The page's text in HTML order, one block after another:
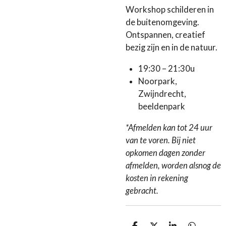
Workshop schilderen in
de buitenomgeving.
Ontspannen, creatief
bezig zijn en in de natuur.
19:30 – 21:30u
Noorpark,
Zwijndrecht,
beeldenpark
*Afmelden kan tot 24 uur
van te voren. Bij niet
opkomen dagen zonder
afmelden, worden alsnog de
kosten in rekening
gebracht.